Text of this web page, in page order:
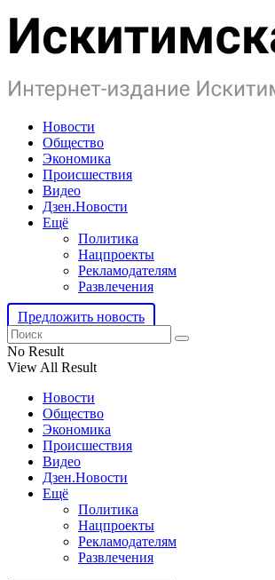
Новости
Общество
Экономика
Происшествия
Видео
Дзен.Новости
Ещё
Политика
Нацпроекты
Рекламодателям
Развлечения
Предложить новость
No Result
View All Result
Новости
Общество
Экономика
Происшествия
Видео
Дзен.Новости
Ещё
Политика
Нацпроекты
Рекламодателям
Развлечения